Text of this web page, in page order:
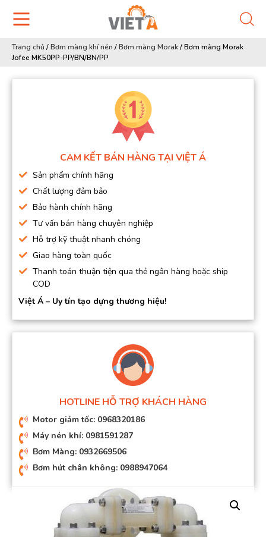
Trang chủ /Bơm màng khí nén /Bơm màng Morak/Bơm màng Morak
Jofee MK50PP-PP/BN/BN/PP
CAM KẾT BÁN HÀNG TẠI VIỆT Á
Sản phẩm chính hãng
Chất lượng đảm bảo
Bảo hành chính hãng
Tư vấn bán hàng chuyên nghiệp
Hỗ trợ kỹ thuật nhanh chóng
Giao hàng toàn quốc
Thanh toán thuận tiện qua thẻ ngân hàng hoặc ship
COD
Việt Á – Uy tín tạo dựng thương hiệu!
HOTLINE HỖ TRỢ KHÁCH HÀNG
Motor giảm tốc: 0968320186
Máy nén khí: 0981591287
Bơm Màng: 0932669506
Bơm hút chân không: 0988947064